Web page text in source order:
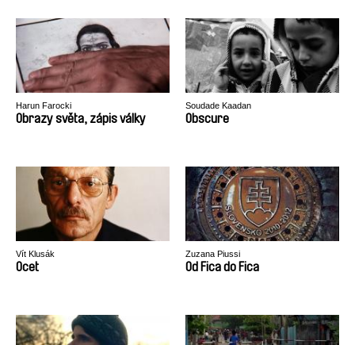
Harun Farocki
Obrazy světa, zápis války
Soudade Kaadan
Obscure
Vít Klusák
Ocet
Zuzana Piussi
Od Fica do Fica